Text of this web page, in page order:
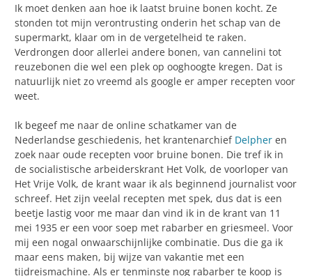
Ik moet denken aan hoe ik laatst bruine bonen kocht. Ze
stonden tot mijn verontrusting onderin het schap van de
supermarkt, klaar om in de vergetelheid te raken.
Verdrongen door allerlei andere bonen, van cannelini tot
reuzebonen die wel een plek op ooghoogte kregen. Dat is
natuurlijk niet zo vreemd als google er amper recepten voor
weet.
Ik begeef me naar de online schatkamer van de
Nederlandse geschiedenis, het krantenarchief Delpher en
zoek naar oude recepten voor bruine bonen. Die tref ik in
de socialistische arbeiderskrant Het Volk, de voorloper van
Het Vrije Volk, de krant waar ik als beginnend journalist voor
schreef. Het zijn veelal recepten met spek, dus dat is een
beetje lastig voor me maar dan vind ik in de krant van 11
mei 1935 er een voor soep met rabarber en griesmeel. Voor
mij een nogal onwaarschijnlijke combinatie. Dus die ga ik
maar eens maken, bij wijze van vakantie met een
tijdreismachine. Als er tenminste nog rabarber te koop is